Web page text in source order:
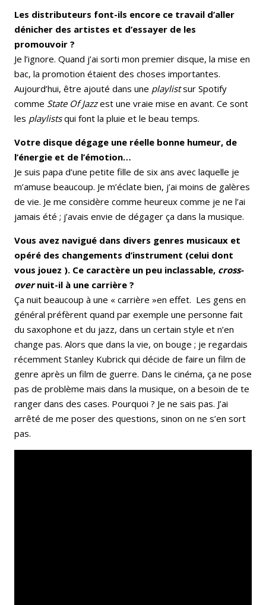
Les distributeurs font-ils encore ce travail d’aller
dénicher des artistes et d’essayer de les
promouvoir ?
Je l’ignore. Quand j’ai sorti mon premier disque, la mise en
bac, la promotion étaient des choses importantes.
Aujourd’hui, être ajouté dans une playlistsur Spotify
comme State Of Jazzest une vraie mise en avant. Ce sont
les playlistsqui font la pluie et le beau temps.
Votre disque dégage une réelle bonne humeur, de
l’énergie et de l’émotion…
Je suis papa d’une petite fille de six ans avec laquelle je
m’amuse beaucoup. Je m’éclate bien, j’ai moins de galères
de vie. Je me considère comme heureux comme je ne l’ai
jamais été ; j’avais envie de dégager ça dans la musique.
Vous avez navigué dans divers genres musicaux et
opéré des changements d’instrument (celui dont
vous jouez ). Ce caractère un peu inclassable, cross-
overnuit-il à une carrière ?
Ça nuit beaucoup à une « carrière »en effet. Les gens en
général préfèrent quand par exemple une personne fait
du saxophone et du jazz, dans un certain style et n’en
change pas. Alors que dans la vie, on bouge ; je regardais
récemment Stanley Kubrick qui décide de faire un film de
genre après un film de guerre. Dans le cinéma, ça ne pose
pas de problème mais dans la musique, on a besoin de te
ranger dans des cases. Pourquoi ? Je ne sais pas. J’ai
arrêté de me poser des questions, sinon on ne s’en sort
pas.